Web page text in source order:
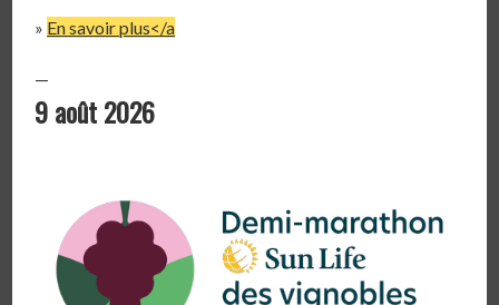
» En savoir plus</a
—
9 août 2026